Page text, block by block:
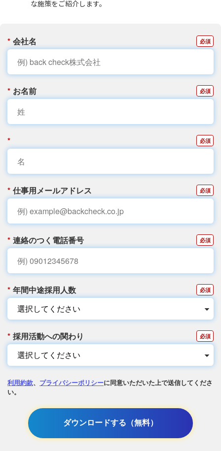
な施策をご紹介します。
* 会社名
* お名前
*
* 仕事用メールアドレス
* 連絡のつく電話番号
* 年間中途採用人数
* 採用活動への関わり
利用約款、 プライバシーポリシーに同意いただいた上で送信してくださ
い。
ダウンロードする（無料）